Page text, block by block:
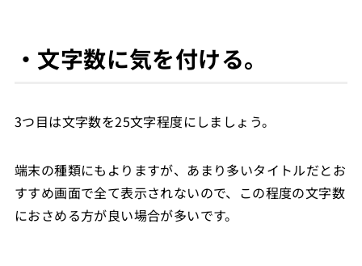
・文字数に気を付ける。
3つ目は文字数を25文字程度にしましょう。
端末の種類にもよりますが、あまり多いタイトルだとお
すすめ画面で全て表示されないので、この程度の文字数
におさめる方が良い場合が多いです。